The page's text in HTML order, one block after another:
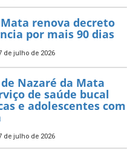
renova decreto
por mais 90 dias
de julho de 2026
Nazaré da Mata
de saúde bucal
e adolescentes com
de julho de 2026